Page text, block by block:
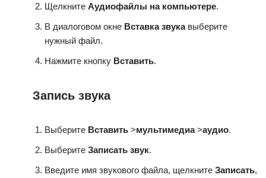
Щелкните Аудиофайлы на компьютере.
В диалоговом окне Вставка звукавыберите
нужный файл.
Нажмите кнопку Вставить.
Запись звука
Выберите Вставить >мультимедиа>аудио.
Выберите Записать звук.
Введите имя звукового файла, щелкните Записать,